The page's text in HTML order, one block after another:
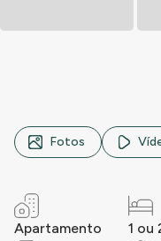
Rua ..., n° 000, ..., ...
Fotos
Apartamento 1 ou